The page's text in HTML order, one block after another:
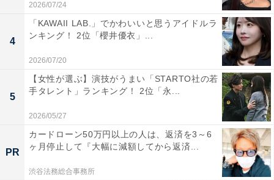
1位：田中みな実『あなたがしてくれなくても』
（フジテレビ系）46票
2026/07/24
4
「KAWAII LAB.」でかわいいと思うアイドルラ
ンキング！ 2位「櫻井優衣」...
2026/07/20
5
【女性が選ぶ】演技がうまい「STARTO社の若
手タレント」ランキング！ 2位「永...
2026/05/27
PR
カードローン50万円以上の人は、返済を3～6
ヶ月停止して『大幅に減額してから返済...
渋谷法務総合事務所